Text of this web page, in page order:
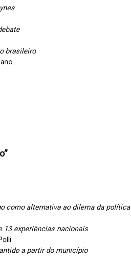
brasileiro
como alternativa ao dilema da
13 experiências nacionais
a partir do município